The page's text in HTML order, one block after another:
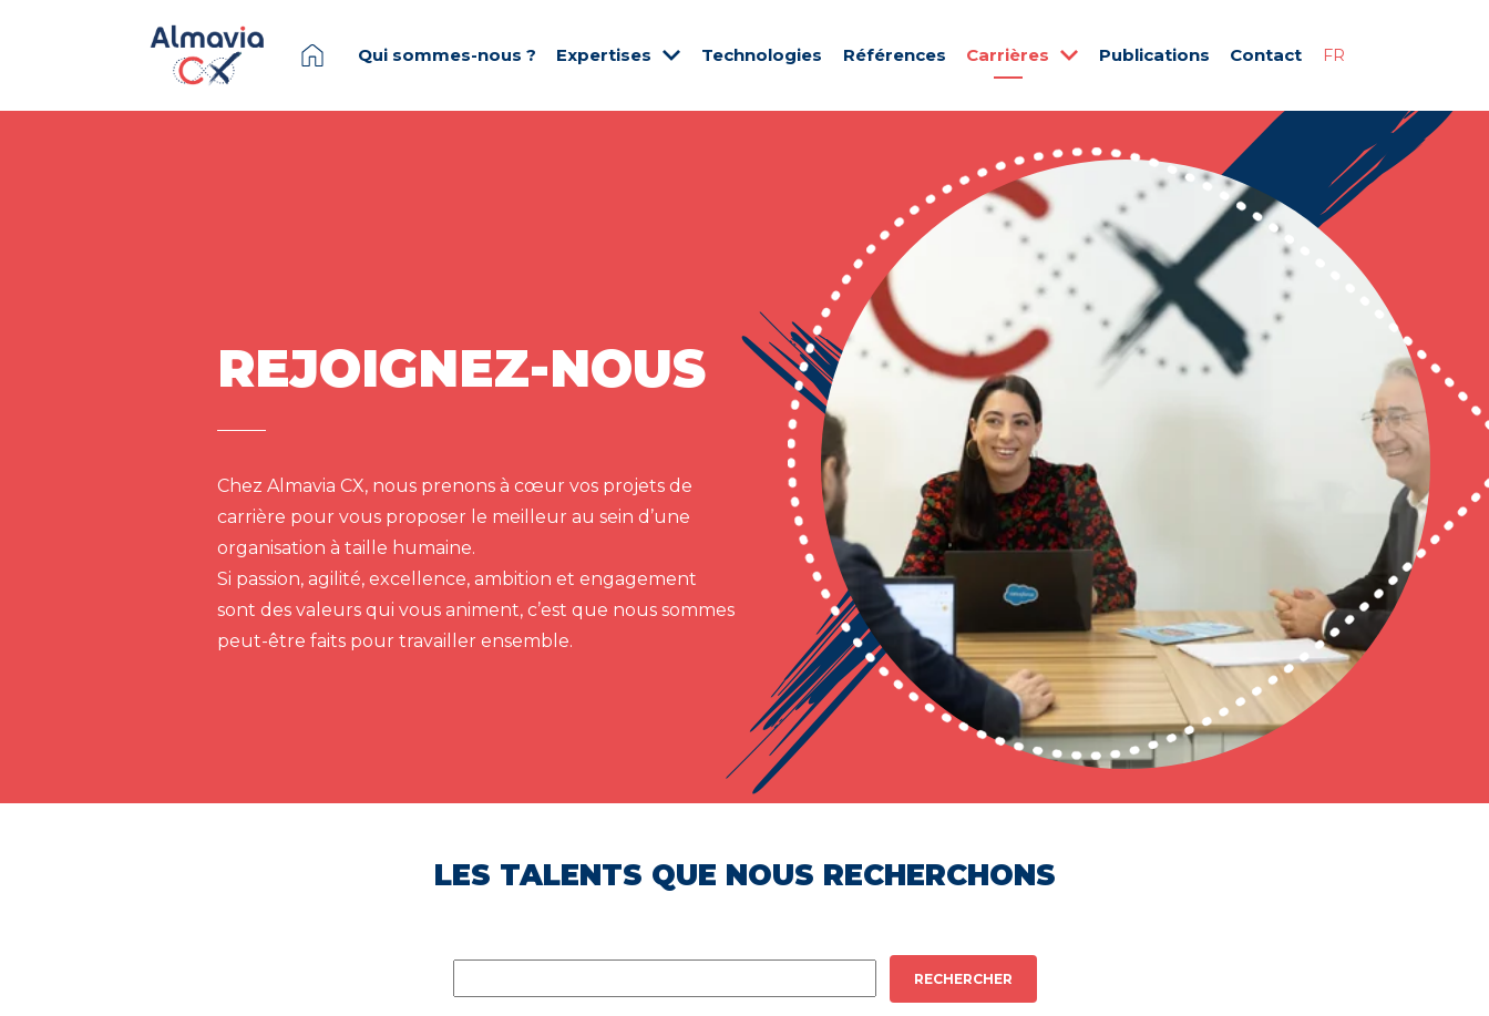
Qui sommes-nous ? Expertises Technologies Références Carrières Publications Contact FR
REJOIGNEZ-NOUS
Chez Almavia CX, nous prenons à cœur vos projets de
carrière pour vous proposer le meilleur au sein d’une
organisation à taille humaine.
Si passion, agilité, excellence, ambition et engagement
sont des valeurs qui vous animent, c’est que nous sommes
peut-être faits pour travailler ensemble.
LES TALENTS QUE NOUS RECHERCHONS
RECHERCHER